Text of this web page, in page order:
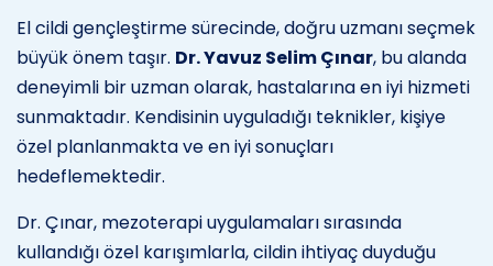
El cildi gençleştirme sürecinde, doğru uzmanı seçmek
büyük önem taşır. Dr. Yavuz Selim Çınar, bu alanda
deneyimli bir uzman olarak, hastalarına en iyi hizmeti
sunmaktadır. Kendisinin uyguladığı teknikler, kişiye
özel planlanmakta ve en iyi sonuçları
hedeflemektedir.
Dr. Çınar, mezoterapi uygulamaları sırasında
kullandığı özel karışımlarla, cildin ihtiyaç duyduğu